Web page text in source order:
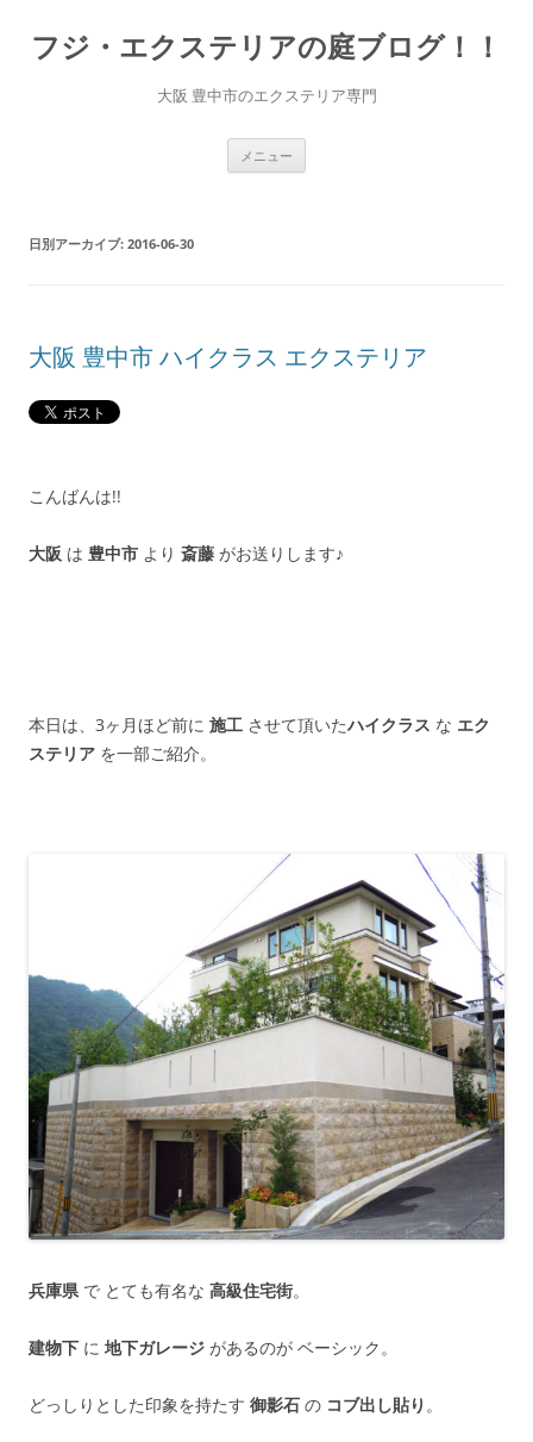
テ
ン
フジ・エクステリアの庭ブログ！！
大阪 豊中市のエクステリア専門
メニュー
日別アーカイブ: 2016-06-30
大阪 豊中市 ハイクラス エクステリア
こんばんは!!
大阪 は 豊中市 より 斎藤 がお送りします♪
本日は、3ヶ月ほど前に 施工 させて頂いたハイクラス な エク
ステリア を一部ご紹介。
兵庫県で とても有名な 高級住宅街。
建物下 に 地下ガレージ があるのが ベーシック。
どっしりとした印象を持たす 御影石 の コブ出し貼り 。